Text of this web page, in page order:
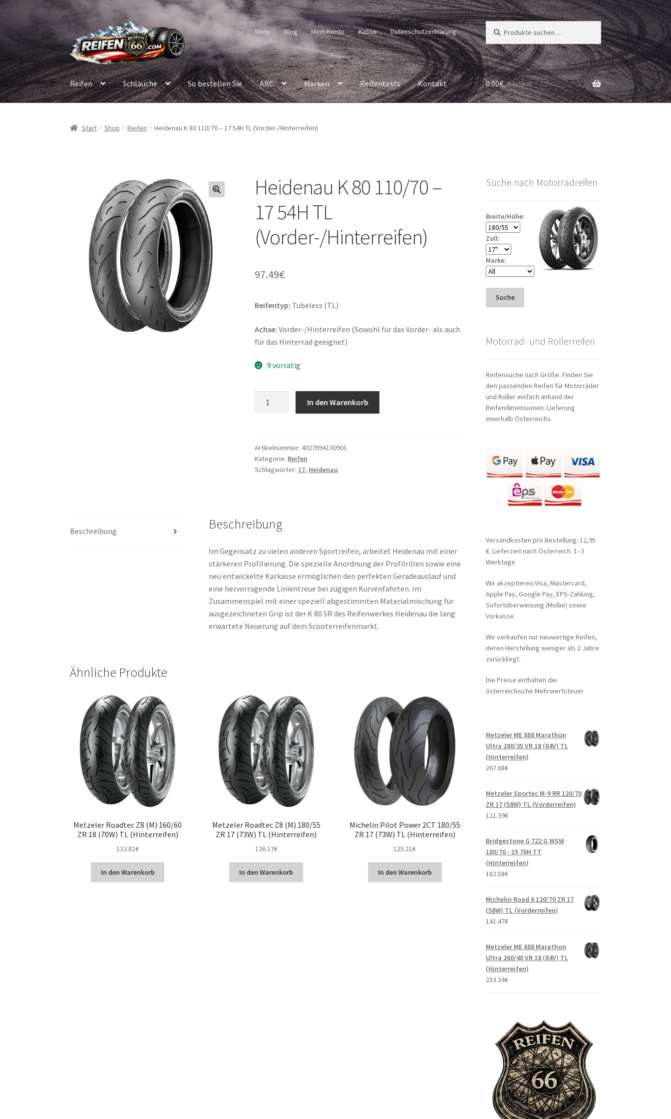
Navigation
springen
Inhalt
springen
Shop Blog Mein Konto Kasse Datenschutzerklärung
Suchen
nach:
Suchen
Reifen Schläuche So bestellen Sie ABC Marken Reifentests Kontakt 0.00€ 0 Artikel
Start Shop Reifen Heidenau K 80 110/70 – 17 54H TL (Vorder-/Hinterreifen)
Heidenau K 80 110/70 –
17 54H TL
(Vorder-/Hinterreifen)
97.49€
Reifentyp: Tubeless (TL)
Achse: Vorder-/Hinterreifen (Sowohl für das Vorder- als auch
für das Hinterrad geeignet)
9 vorrätig
-
17
54H
In den Warenkorb
Artikelnummer:4027694130901
Kategorie: Reifen
Schlagwörter: 17, Heidenau
Beschreibung Beschreibung
Im Gegensatz zu vielen anderen Sportreifen, arbeitet Heidenau mit einer
stärkeren Profilierung. Die spezielle Anordnung der Profilrillen sowie eine
neu entwickelte Karkasse ermöglichen den perfekten Geradeauslauf und
eine hervorragende Linientreue bei zügigen Kurvenfahrten. Im
Zusammenspiel mit einer speziell abgestimmten Materialmischung für
ausgezeichneten Grip ist der K 80 SR des Reifenwerkes Heidenau die lang
erwartete Neuerung auf dem Scooterreifenmarkt.
Ähnliche Produkte
Metzeler Roadtec Z8 (M) 160/60
ZR 18 (70W) TL (Hinterreifen)
133.81€
In den Warenkorb
Metzeler Roadtec Z8 (M) 180/55
ZR 17 (73W) TL (Hinterreifen)
126.17€
In den Warenkorb
Michelin Pilot Power 2CT 180/55
ZR 17 (73W) TL (Hinterreifen)
125.21€
In den Warenkorb
Suche nach Motorradreifen
Breite/Höhe:
Zoll:
Marke:
Suche
Motorrad- und Rollerreifen
Reifensuche nach Größe. Finden Sie
den passenden Reifen für Motorräder
und Roller einfach anhand der
Reifendimensionen. Lieferung
innerhalb Österreichs.
Versandkosten pro Bestellung: 12,95
€. Lieferzeit nach Österreich: 1–3
Werktage.
Wir akzeptieren Visa, Mastercard,
Apple Pay, Google Pay, EPS-Zahlung,
Sofortüberweisung (Mollie) sowie
Vorkasse.
Wir verkaufen nur neuwertige Reifen,
deren Herstellung weniger als 2 Jahre
zurückliegt.
Die Preise enthalten die
österreichische Mehrwertsteuer.
Metzeler ME 888 Marathon
Ultra 280/35 VR 18 (84V) TL
(Hinterreifen)
267.68€
Metzeler Sportec M-9 RR 120/70
ZR 17 (58W) TL (Vorderreifen)
121.39€
Bridgestone G 722 G WSW
180/70 - 15 76H TT
(Hinterreifen)
182.58€
Michelin Road 6 120/70 ZR 17
(58W) TL (Vorderreifen)
141.47€
Metzeler ME 888 Marathon
Ultra 260/40 VR 18 (84V) TL
(Hinterreifen)
253.34€